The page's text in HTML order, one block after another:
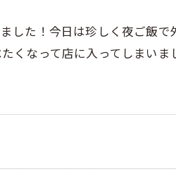
した！今日は珍しく夜ご飯
くなって店に入ってしまい